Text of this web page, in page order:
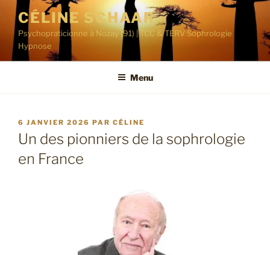
Aller
contenu
principal
CÉLINE SCHAAR
Psychopraticienne à Nozay (91) | TCC & TERV Sophrologie
Hypnose
Menu
PUBLIÉ
LE
6 JANVIER 2026 PAR CÉLINE
Un des pionniers de la sophrologie
en France